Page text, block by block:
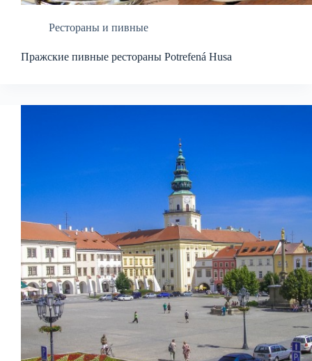
Рестораны и пивные
Пражские пивные рестораны Potrefená Husa